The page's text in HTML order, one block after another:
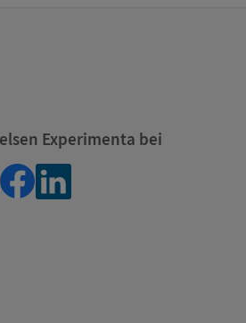
Experimenta bei